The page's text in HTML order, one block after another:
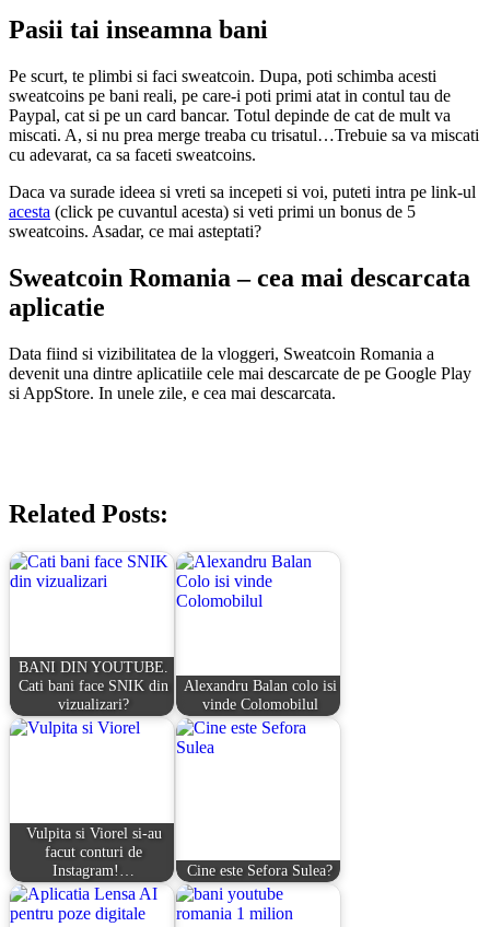
Pasii tai inseamna bani
Pe scurt, te plimbi si faci sweatcoin. Dupa, poti schimba acesti
sweatcoins pe bani reali, pe care-i poti primi atat in contul tau de
Paypal, cat si pe un card bancar. Totul depinde de cat de mult va
miscati. A, si nu prea merge treaba cu trisatul…Trebuie sa va miscati
cu adevarat, ca sa faceti sweatcoins.
Daca va surade ideea si vreti sa incepeti si voi, puteti intra pe link-ul
acesta (click pe cuvantul acesta) si veti primi un bonus de 5
sweatcoins. Asadar, ce mai asteptati?
Sweatcoin Romania – cea mai descarcata
aplicatie
Data fiind si vizibilitatea de la vloggeri, Sweatcoin Romania a
devenit una dintre aplicatiile cele mai descarcate de pe Google Play
si AppStore. In unele zile, e cea mai descarcata.
Related Posts:
BANI DIN YOUTUBE.
Cati bani face SNIK din
vizualizari?
Alexandru Balan colo isi
vinde Colomobilul
Vulpita si Viorel si-au
facut conturi de
Instagram!…
Cine este Sefora Sulea?